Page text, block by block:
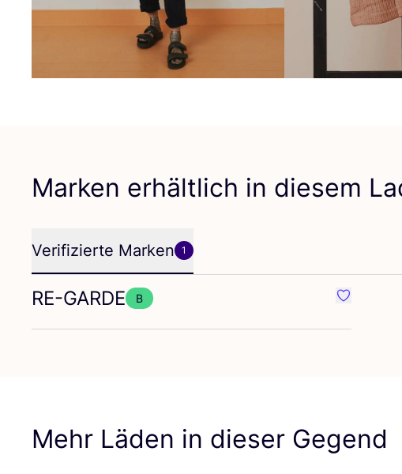
Marken erhältlich in diesem
Verifizierte Marken 1
RE-GARDE B Favorit RE-
Mehr Läden in dieser Gegend